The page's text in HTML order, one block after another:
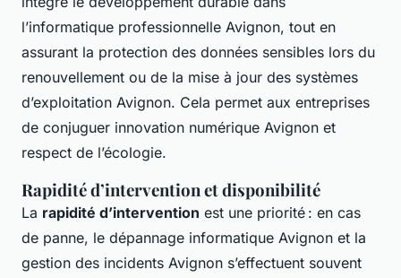
l’informatique professionnelle Avignon, tout en
assurant la protection des données sensibles lors du
renouvellement ou de la mise à jour des systèmes
d’exploitation Avignon. Cela permet aux entreprises
de conjuguer innovation numérique Avignon et
respect de l’écologie.
Rapidité d’intervention et disponibilité
La rapidité d’intervention est une priorité : en cas
de panne, le dépannage informatique Avignon et la
gestion des incidents Avignon s’effectuent souvent